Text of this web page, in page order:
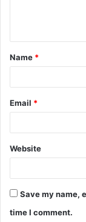
t
*
Name *
Email *
Website
Save my name,
time I comment.